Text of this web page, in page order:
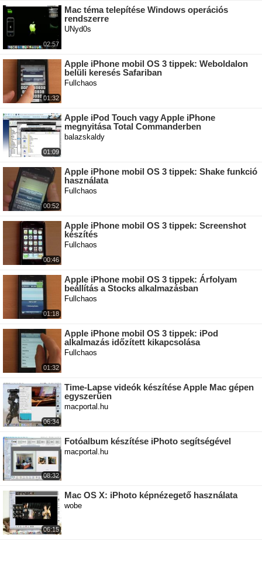
02:57
Mac téma telepítése Windows operációs
rendszerre
UNyd0s
01:32
Apple iPhone mobil OS 3 tippek: Weboldalon
belüli keresés Safariban
Fullchaos
01:09
Apple iPod Touch vagy Apple iPhone
megnyitása Total Commanderben
balazskaldy
00:52
Apple iPhone mobil OS 3 tippek: Shake funkció
használata
Fullchaos
00:46
Apple iPhone mobil OS 3 tippek: Screenshot
készítés
Fullchaos
01:18
Apple iPhone mobil OS 3 tippek: Árfolyam
beállítás a Stocks alkalmazásban
Fullchaos
01:32
Apple iPhone mobil OS 3 tippek: iPod
alkalmazás időzített kikapcsolása
Fullchaos
06:34
Time-Lapse videók készítése Apple Mac gépen
egyszerűen
macportal.hu
08:32
Fotóalbum készítése iPhoto segítségével
macportal.hu
06:15
Mac OS X: iPhoto képnézegető használata
wobe